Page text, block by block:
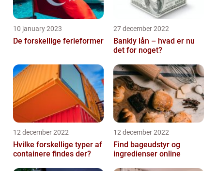
10 january 2023
De forskellige ferieformer
27 december 2022
Bankly lån – hvad er nu
det for noget?
12 december 2022
Hvilke forskellige typer af
containere findes der?
12 december 2022
Find bageudstyr og
ingredienser online